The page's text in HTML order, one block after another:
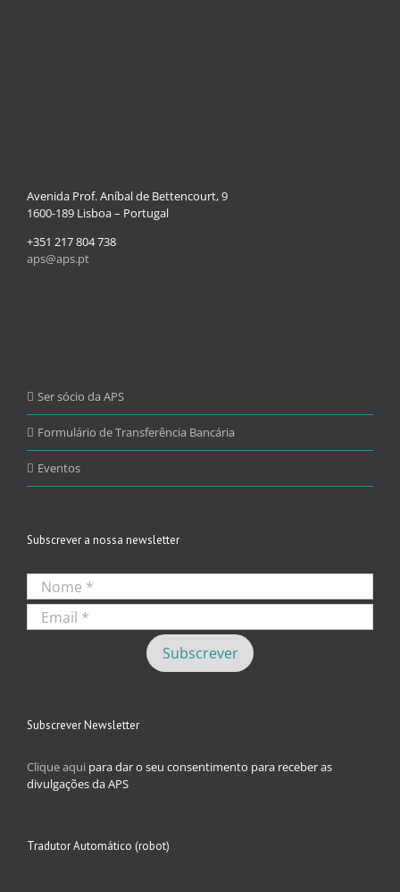
Avenida Prof. Aníbal de Bettencourt, 9
1600-189 Lisboa – Portugal
+351 217 804 738
aps@aps.pt
Ser sócio da APS
Formulário de Transferência Bancária
Eventos
Subscrever a nossa newsletter
Subscrever Newsletter
Clique aqui para dar o seu consentimento para receber as
divulgações da APS
Tradutor Automático (robot)